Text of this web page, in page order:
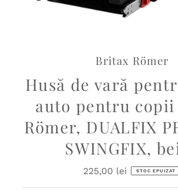
Britax Römer
Husă de vară
auto pentru
Römer, DUALFIX
SWINGFIX,
Preț
225,00 lei STOC EPUIZAT